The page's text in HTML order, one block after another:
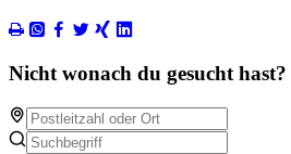
Nicht wonach du gesucht